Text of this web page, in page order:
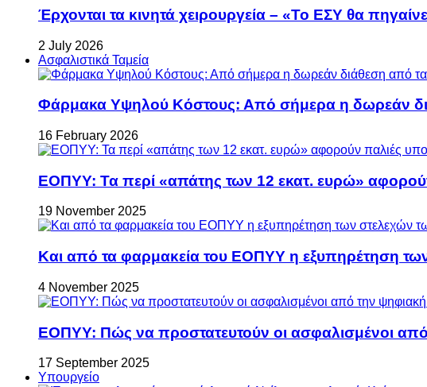
Έρχονται τα κινητά χειρουργεία – «Το ΕΣΥ θα
2 July 2026
Ασφαλιστικά Ταμεία
Φάρμακα Υψηλού Κόστους: Από σήμερα η δωρεάν
16 February 2026
ΕΟΠΥΥ: Τα περί «απάτης των 12 εκατ. ευρώ»
19 November 2025
Και από τα φαρμακεία του ΕΟΠΥΥ η εξυπηρέτηση
4 November 2025
ΕΟΠΥΥ: Πώς να προστατευτούν οι ασφαλισμένοι
17 September 2025
Υπουργείο